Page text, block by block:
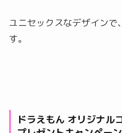
ユニセックスなデザインで
す。
ドラえもん オリジナル